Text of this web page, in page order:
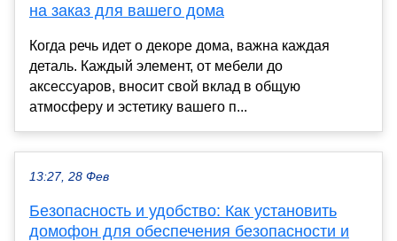
на заказ для вашего дома
Когда речь идет о декоре дома, важна каждая
деталь. Каждый элемент, от мебели до
аксессуаров, вносит свой вклад в общую
атмосферу и эстетику вашего п...
13:27, 28 Фев
Безопасность и удобство: Как установить
домофон для обеспечения безопасности и